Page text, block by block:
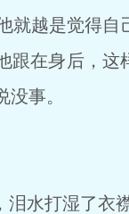
越是觉得自
跟在身后，
事。
水打湿了衣